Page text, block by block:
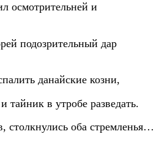
осмотрительней и
подозрительный дар
данайские козни,
тайник в утробе разведать.
столкнулись оба стремленья…